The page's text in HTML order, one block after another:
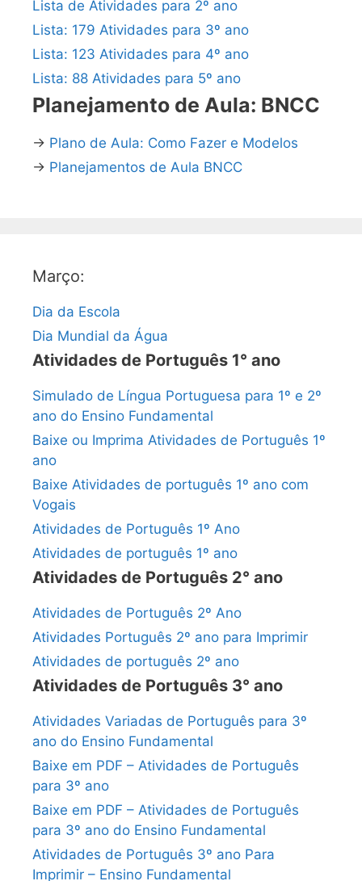
Lista de Atividades para 2º ano
Lista: 179 Atividades para 3º ano
Lista: 123 Atividades para 4º ano
Lista: 88 Atividades para 5º ano
Planejamento de Aula: BNCC
→ Plano de Aula: Como Fazer e Modelos
→ Planejamentos de Aula BNCC
Março:
Dia da Escola
Dia Mundial da Água
Atividades de Português 1° ano
Simulado de Língua Portuguesa para 1º e 2º
ano do Ensino Fundamental
Baixe ou Imprima Atividades de Português 1º
ano
Baixe Atividades de português 1º ano com
Vogais
Atividades de Português 1º Ano
Atividades de português 1º ano
Atividades de Português 2° ano
Atividades de Português 2º Ano
Atividades Português 2º ano para Imprimir
Atividades de português 2º ano
Atividades de Português 3° ano
Atividades Variadas de Português para 3º
ano do Ensino Fundamental
Baixe em PDF – Atividades de Português
para 3º ano
Baixe em PDF – Atividades de Português
para 3º ano do Ensino Fundamental
Atividades de Português 3º ano Para
Imprimir – Ensino Fundamental